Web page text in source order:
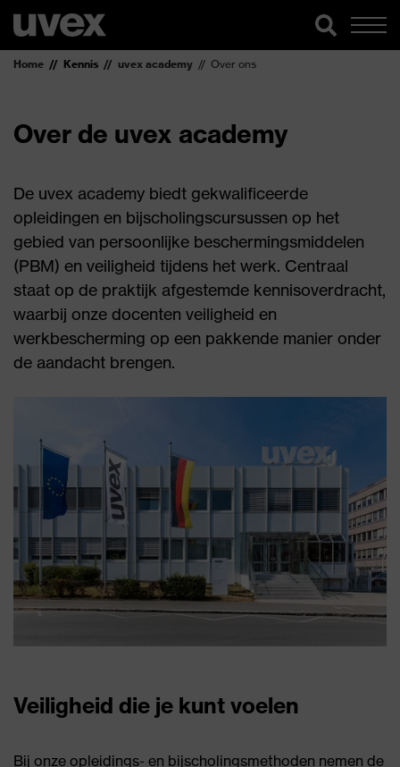
Home Kennis uvex academy Over ons
Over de uvex academy
De uvex academy biedt gekwalificeerde
opleidingen en bijscholingscursussen op het
gebied van persoonlijke beschermingsmiddelen
(PBM) en veiligheid tijdens het werk. Centraal
staat op de praktijk afgestemde kennisoverdracht,
waarbij onze docenten veiligheid en
werkbescherming op een pakkende manier onder
de aandacht brengen.
Veiligheid die je kunt voelen
Bij onze opleidings- en bijscholingsmethoden nemen de